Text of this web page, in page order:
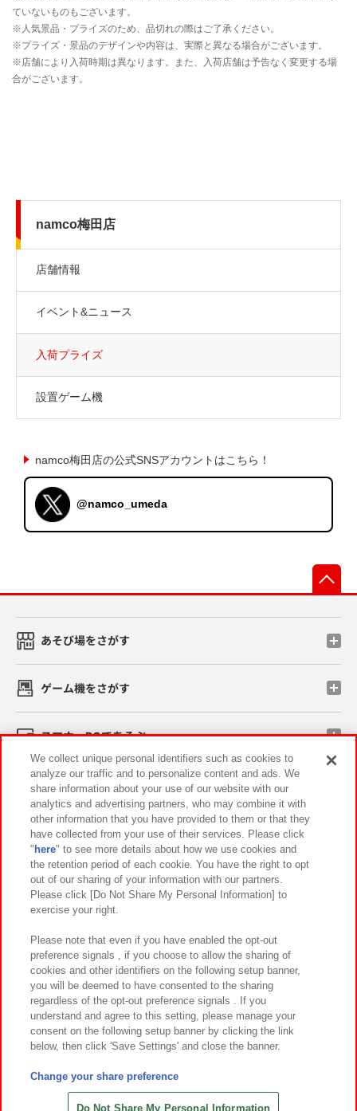
namco梅田店
店舗情報
イベント&ニュース
入荷プライズ
設置ゲーム機
namco梅田店の公式SNSアカウントはこちら！
@namco_umeda
あそび場をさがす
ゲーム機をさがす
スマホ・PCであそぶ
イベント・キャンペーン
関連会社 サステナビリティ サイトポリシー
プライバシーポリシー ウェブアクセシビリティ方針と検証結果
お取引先さまとともに
カスタマーハラスメント対応方針 よくあるご質問・お問い合わせ
©Bandai Namco Amusement Inc.
©Bandai Namco Amusement Lab Inc.
©HANAYASHIKI Co., Ltd. All Rights Reserved.
We collect unique personal identifiers such as cookies to
analyze our traffic and to personalize content and ads. We
share information about your use of our website with our
analytics and advertising partners, who may combine it with
other information that you have provided to them or that they
have collected from your use of their services. Please click
" here" to see more details about how we use cookies and
the retention period of each cookie. You have the right to opt
out of our sharing of your information with our partners.
Please click [Do Not Share My Personal Information] to
exercise your right.
Please note that even if you have enabled the opt-out
preference signals , if you choose to allow the sharing of
cookies and other identifiers on the following setup banner,
you will be deemed to have consented to the sharing
regardless of the opt-out preference signals . If you
understand and agree to this setting, please manage your
consent on the following setup banner by clicking the link
below, then click 'Save Settings' and close the banner.
Change your share preference
Do Not Share My Personal Information